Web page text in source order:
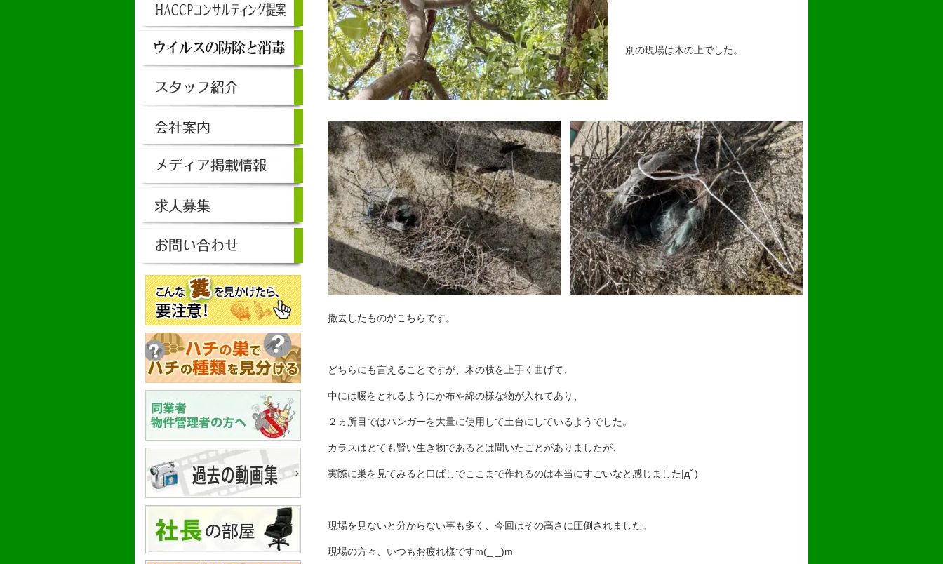
別の現場は木の上でした。
撤去したものがこちらです。
どちらにも言えることですが、木の枝を上手く曲げて、
中には暖をとれるようにか布や綿の様な物が入れてあり、
２ヵ所目ではハンガーを大量に使用して土台にしているようでした。
カラスはとても賢い生き物であるとは聞いたことがありましたが、
実際に巣を見てみると口ばしでここまで作れるのは本当にすごいなと感じました|дﾟ)
現場を見ないと分からない事も多く、今回はその高さに圧倒されました。
現場の方々、いつもお疲れ様ですm(_ _)m